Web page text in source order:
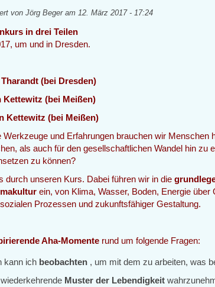
vonJörg Begeram 12. März 2017 - 17:24
in drei Teilen
um und in Dresden.
(bei Dresden)
Kettewitz (bei Meißen)
Kettewitz (bei Meißen)
und Erfahrungen brauchen wir Menschen
als auch für den gesellschaftlichen Wandel hin zu
zu können?
durch unseren Kurs. Dabei führen wir in die
ein, von Klima, Wasser, Boden, Energie über
Prozessen und zukunftsfähiger Gestaltung.
Aha-Momente rund um folgende Fragen:
kann ich beobachten , um mit dem zu arbeiten, was
Muster der Lebendigkeit